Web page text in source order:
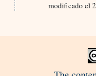
modificado el